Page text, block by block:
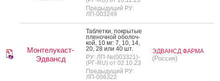
Предыдущий РУ:
ЛП-003249
Монтелукаст-
Эдвансд
Таб­летки, пок­ры­тые
пле­ноч­ной обо­лоч­
кой, 10 мг: 7, 10, 14,
20, 28 или 40 шт.
РУ: ЛП-№(003321)-
(РГ-RU) от 02.10.23
Предыдущий РУ:
ЛП-006322
ЭДВАНСД ФАРМА
(Россия)